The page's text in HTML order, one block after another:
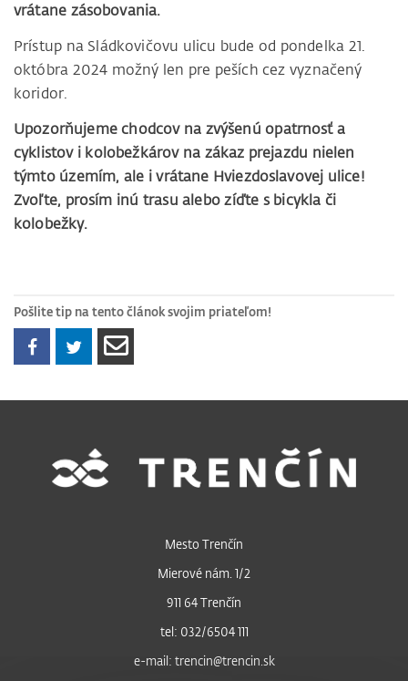
vrátane zásobovania.
Prístup na Sládkovičovu ulicu bude od pondelka 21.
októbra 2024 možný len pre peších cez vyznačený
koridor.
Upozorňujeme chodcov na zvýšenú opatrnosť a
cyklistov i kolobežkárov na zákaz prejazdu nielen
týmto územím, ale i vrátane Hviezdoslavovej ulice!
Zvoľte, prosím inú trasu alebo zíďte s bicykla či
kolobežky.
Pošlite tip na tento článok svojim priateľom!
Mesto Trenčín
Mierové nám. 1/2
911 64 Trenčín
tel: 032/6504 111
e-mail: trencin@trencin.sk